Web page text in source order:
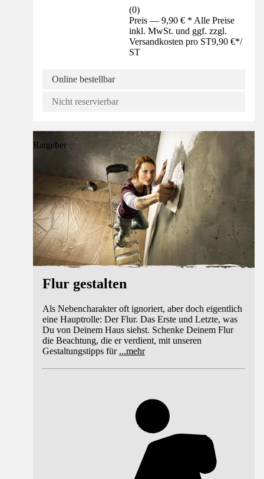
(0)
Preis — 9,90 € * Alle Preise
inkl. MwSt. und ggf. zzgl.
Versandkosten pro ST9,90 €*/
ST
Online bestellbar
Nicht reservierbar
Ratgeber
Flur gestalten
Als Nebencharakter oft ignoriert, aber doch eigentlich
eine Hauptrolle: Der Flur. Das Erste und Letzte, was
Du von Deinem Haus siehst. Schenke Deinem Flur
die Beachtung, die er verdient, mit unseren
Gestaltungstipps für ...mehr